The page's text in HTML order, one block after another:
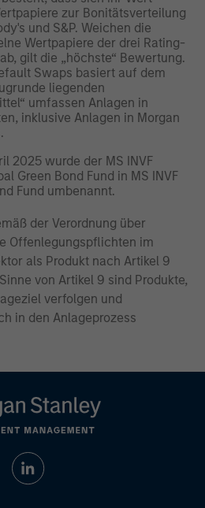
zur Bonitätsverteilung
und S&P. Weichen die
Wertpapiere der drei Rating-
gilt die „höchste“ Bewertung.
Swaps basiert auf dem
liegenden
umfassen Anlagen in
inklusive Anlagen in Morgan
2025 wurde der MS INVF
Green Bond Fund in MS INVF
Fund umbenannt.
der Verordnung über
Offenlegungspflichten im
als Produkt nach Artikel 9
von Artikel 9 sind Produkte,
verfolgen und
in den Anlageprozess